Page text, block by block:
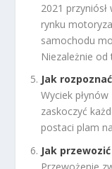
2021
rynku
samochodu
Niezależnie od
Jak
Wyciek
zaskoczyć
postaci plam
Jak